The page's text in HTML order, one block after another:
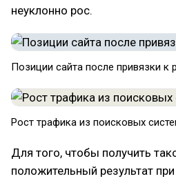
неуклонно рос.
Позиции сайта после привязки к
Рост трафика из поисковых
Для того, чтобы получить
положительный результат